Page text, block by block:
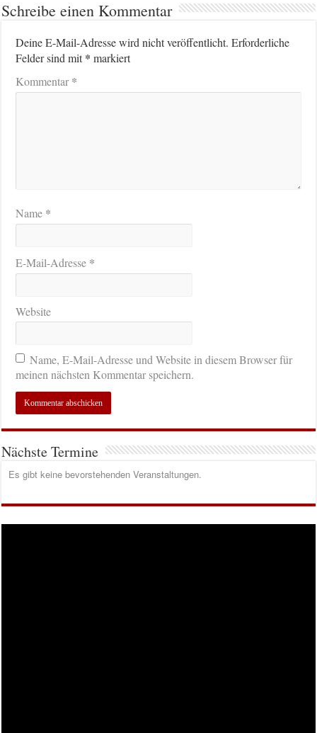
Schreibe einen Kommentar
Deine E-Mail-Adresse wird nicht veröffentlicht. Erforderliche
Felder sind mit* markiert
Kommentar*
Name *
E-Mail-Adresse *
Website
Name, E-Mail-Adresse und Website in diesem Browser für
meinen nächsten Kommentar speichern.
Nächste Termine
Es gibt keine bevorstehenden Veranstaltungen.